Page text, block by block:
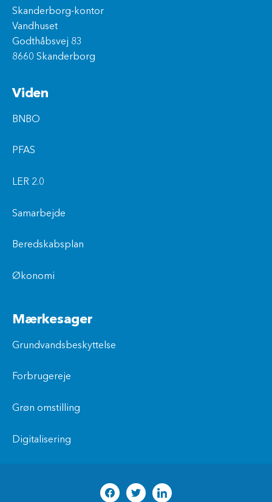
Skanderborg-kontor
Vandhuset
Godthåbsvej 83
8660 Skanderborg
Viden
BNBO
PFAS
LER 2.0
Samarbejde
Beredskabsplan
Økonomi
Mærkesager
Grundvandsbeskyttelse
Forbrugereje
Grøn omstilling
Digitalisering